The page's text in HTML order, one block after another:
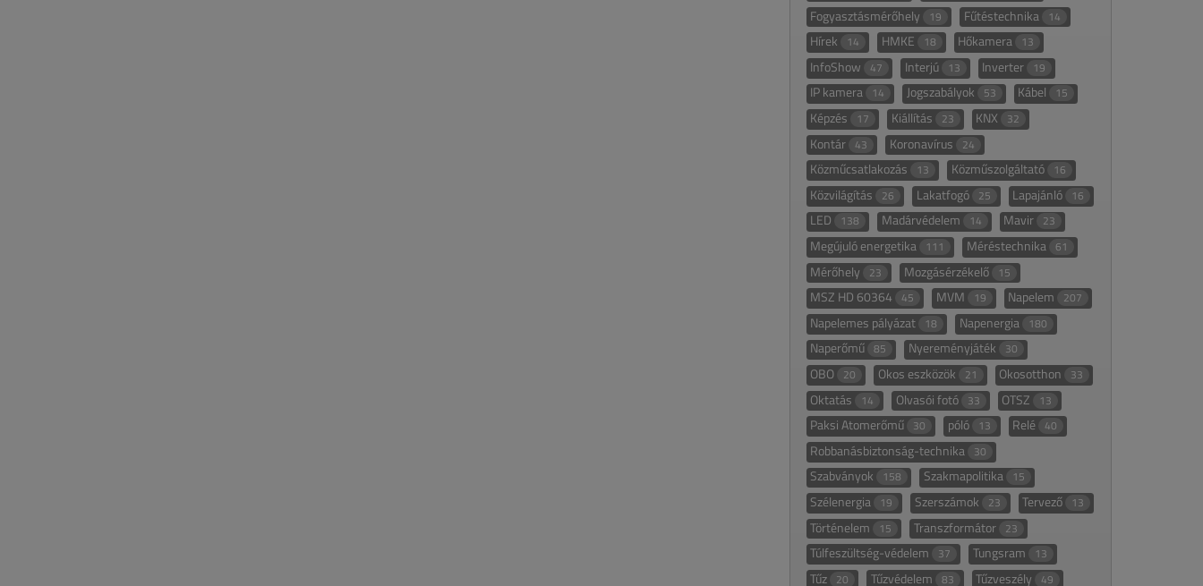
Fogyasztásmérőhely 19 Fűtéstechnika 14
Hírek 14 HMKE 18 Hőkamera 13
InfoShow 47 Interjú 13 Inverter 19
IP kamera 14 Jogszabályok 53 Kábel 15
Képzés 17 Kiállítás 23 KNX 32
Kontár 43 Koronavírus 24
Közműcsatlakozás 13 Közműszolgáltató 16
Közvilágítás 26 Lakatfogó 25 Lapajánló 16
LED 138 Madárvédelem 14 Mavir 23
Megújuló energetika 111 Méréstechnika 61
Mérőhely 23 Mozgásérzékelő 15
MSZ HD 60364 45 MVM 19 Napelem 207
Napelemes pályázat 18 Napenergia 180
Naperőmű 85 Nyereményjáték 30
OBO 20 Okos eszközök 21 Okosotthon 33
Oktatás 14 Olvasói fotó 33 OTSZ 13
Paksi Atomerőmű 30 póló 13 Relé 40
Robbanásbiztonság-technika 30
Szabványok 158 Szakmapolitika 15
Szélenergia 19 Szerszámok 23 Tervező 13
Történelem 15 Transzformátor 23
Túlfeszültség-védelem 37 Tungsram 13
Tűz 20 Tűzvédelem 83 Tűzveszély 49